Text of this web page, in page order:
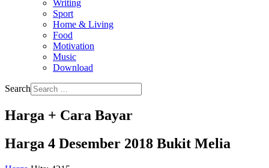
Writing
Sport
Home & Living
Food
Motivation
Music
Download
Search
Harga + Cara Bayar
Harga 4 Desember 2018 Bukit Melia